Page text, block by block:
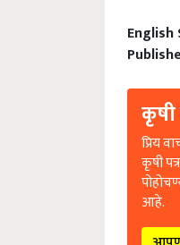
English
कृषी
प्रिय
कृषी
आहे.